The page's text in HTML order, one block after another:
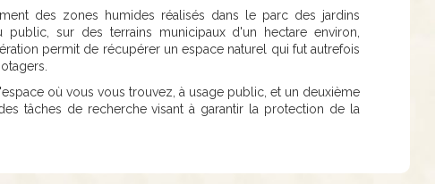
des zones humides réalisés dans le parc des jardins
public, sur des terrains municipaux d'un hectare environ,
permit de récupérer un espace naturel qui fut autrefois
où vous vous trouvez, à usage public, et un deuxième
tâches de recherche visant à garantir la protection de la